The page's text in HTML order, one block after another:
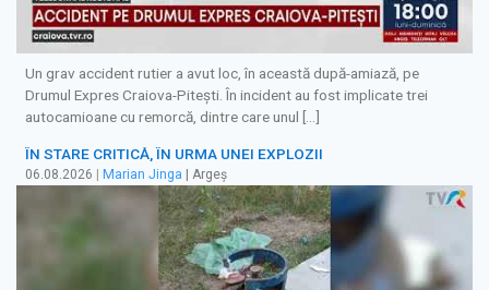
Un grav accident rutier a avut loc, în această după-amiază, pe
Drumul Expres Craiova-Pitești. În incident au fost implicate trei
autocamioane cu remorcă, dintre care unul […]
ÎN STARE CRITICĂ, ÎN URMA UNEI EXPLOZII
06.08.2026 Marian Jinga | Argeș